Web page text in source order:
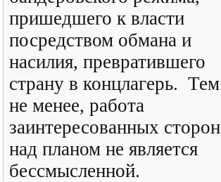
пришедшего к власти
посредством обмана и
насилия, превратившего
страну в концлагерь. Тем
не менее, работа
заинтересованных сторон
над планом не является
бессмысленной.